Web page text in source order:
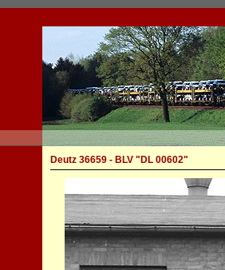
Deutz 36659 - BLV "DL 00602"